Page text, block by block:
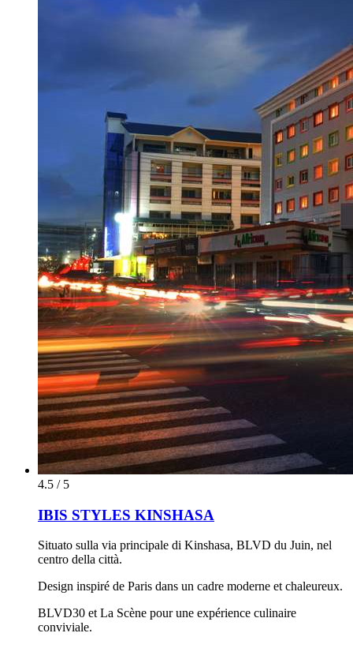
4.5 / 5
IBIS STYLES KINSHASA
Situato sulla via principale di Kinshasa, BLVD du Juin, nel
centro della città.
Design inspiré de Paris dans un cadre moderne et chaleureux.
BLVD30 et La Scène pour une expérience culinaire
conviviale.